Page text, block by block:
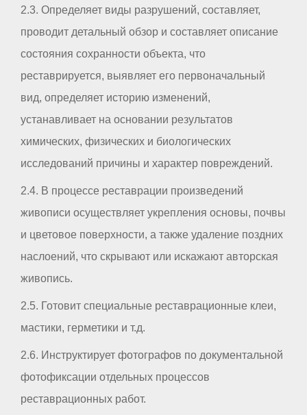
2.3. Определяет виды разрушений, составляет,
проводит детальный обзор и составляет описание
состояния сохранности объекта, что
реставрируется, выявляет его первоначальный
вид, определяет историю изменений,
устанавливает на основании результатов
химических, физических и биологических
исследований причины и характер повреждений.
2.4. В процессе реставрации произведений
живописи осуществляет укрепления основы, почвы
и цветовое поверхности, а также удаление поздних
наслоений, что скрывают или искажают авторская
живопись.
2.5. Готовит специальные реставрационные клеи,
мастики, герметики и т.д.
2.6. Инструктирует фотографов по документальной
фотофиксации отдельных процессов
реставрационных работ.